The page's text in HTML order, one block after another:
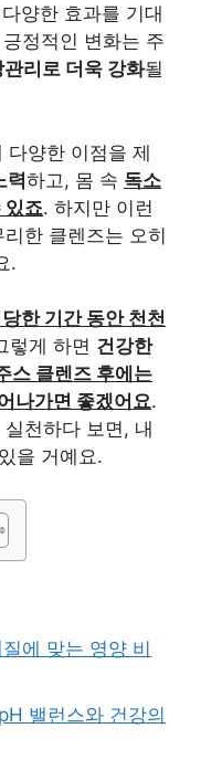
양한 효과를 기대
정적인 변화는 주
리로 더욱 강화될
다양한 이점을 제
력하고, 몸 속 독소
있죠. 하지만 이런
한 클렌즈는 오히
.
한 기간 동안 천천
렇게 하면 건강한
스 클렌즈 후에는
나가면 좋겠어요.
천하다 보면, 내
을 거예요.
에 맞는 영양 비
밸런스와 건강의